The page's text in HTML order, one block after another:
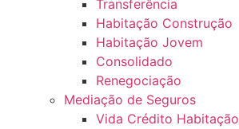
Transferência
Habitação Construção
Habitação Jovem
Consolidado
Renegociação
Mediação de Seguros
Vida Crédito Habitação